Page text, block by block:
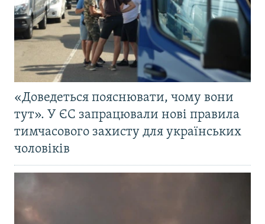
«Доведеться пояснювати, чому вони
тут». У ЄС запрацювали нові правила
тимчасового захисту для українських
чоловіків